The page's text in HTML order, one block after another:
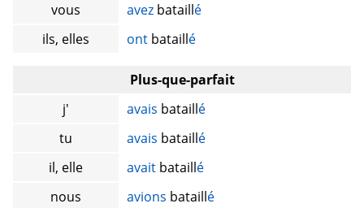
vous
avez bataillé
ils, elles
ont bataillé
Plus-que-parfait
j'
avais bataillé
tu
avais bataillé
il, elle
avait bataillé
nous
avions bataillé